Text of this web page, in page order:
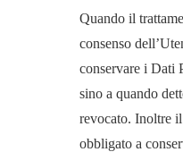
Quando il
consenso
conservare i Dati
sino a quando
revocato. Inoltre
obbligato a